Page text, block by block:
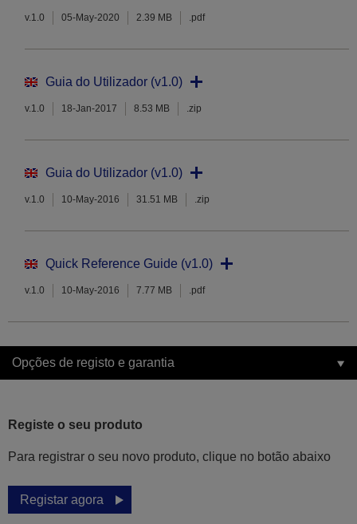
v.1.0 05-May-2020 2.39 MB .pdf
Guia do Utilizador (v1.0)
v.1.0 18-Jan-2017 8.53 MB .zip
Guia do Utilizador (v1.0)
v.1.0 10-May-2016 31.51 MB .zip
Quick Reference Guide (v1.0)
v.1.0 10-May-2016 7.77 MB .pdf
Opções de registo e garantia
Registe o seu produto
Para registrar o seu novo produto, clique no botão abaixo
Registar agora